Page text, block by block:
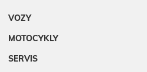
VOZY
MOTOCYKLY
SERVIS